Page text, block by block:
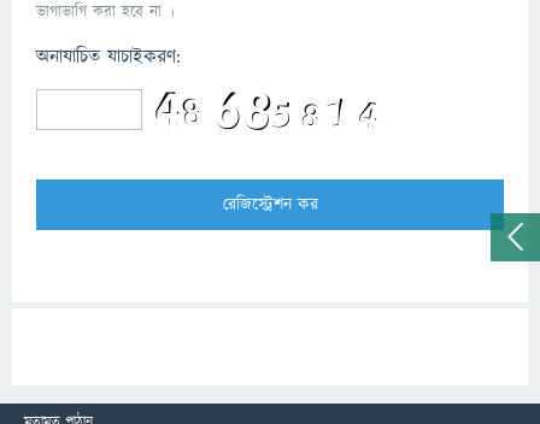
ভাগাভাগি করা হবে না ।
অনাযাচিত যাচাইকরণ: